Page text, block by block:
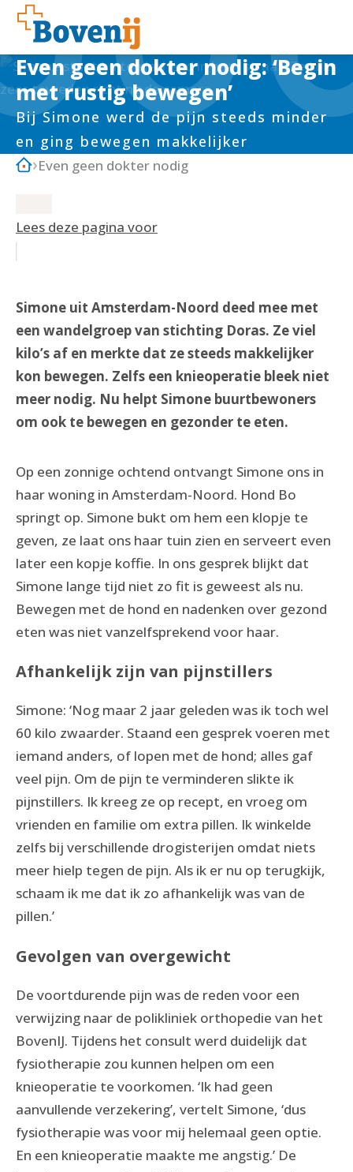
Even geen dokter nodig: ‘Begin
met rustig bewegen’
Bij Simone werd de pijn steeds minder
en ging bewegen makkelijker
Even geen dokter nodig
Lees deze pagina voor
Simone uit Amsterdam-Noord deed mee met
een wandelgroep van stichting Doras. Ze viel
kilo’s af en merkte dat ze steeds makkelijker
kon bewegen. Zelfs een knieoperatie bleek niet
meer nodig. Nu helpt Simone buurtbewoners
om ook te bewegen en gezonder te eten.
Op een zonnige ochtend ontvangt Simone ons in
haar woning in Amsterdam-Noord. Hond Bo
springt op. Simone bukt om hem een klopje te
geven, ze laat ons haar tuin zien en serveert even
later een kopje koffie. In ons gesprek blijkt dat
Simone lange tijd niet zo fit is geweest als nu.
Bewegen met de hond en nadenken over gezond
eten was niet vanzelfsprekend voor haar.
Afhankelijk zijn van pijnstillers
Simone: ‘Nog maar 2 jaar geleden was ik toch wel
60 kilo zwaarder. Staand een gesprek voeren met
iemand anders, of lopen met de hond; alles gaf
veel pijn. Om de pijn te verminderen slikte ik
pijnstillers. Ik kreeg ze op recept, en vroeg om
vrienden en familie om extra pillen. Ik winkelde
zelfs bij verschillende drogisterijen omdat niets
meer hielp tegen de pijn. Als ik er nu op terugkijk,
schaam ik me dat ik zo afhankelijk was van de
pillen.’
Gevolgen van overgewicht
De voortdurende pijn was de reden voor een
verwijzing naar de polikliniek orthopedie van het
BovenIJ. Tijdens het consult werd duidelijk dat
fysiotherapie zou kunnen helpen om een
knieoperatie te voorkomen. ‘Ik had geen
aanvullende verzekering’, vertelt Simone, ‘dus
fysiotherapie was voor mij helemaal geen optie.
En een knieoperatie maakte me angstig.’ De